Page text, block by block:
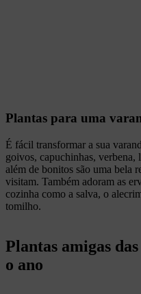
Plantas para uma
É fácil transformar a sua
goivos, capuchinhas, verbena,
além de bonitos são uma bela
visitam. Também adoram as
cozinha como a salva, o
tomilho.
Plantas amigas
o ano